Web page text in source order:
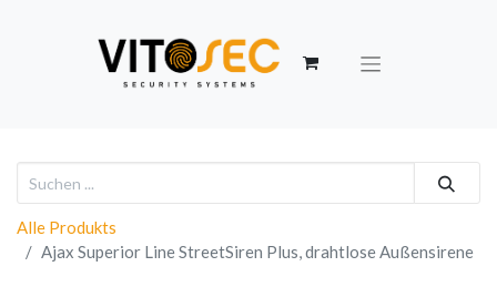
Alle Produkts
Ajax Superior Line StreetSiren Plus, drahtlose Außensirene